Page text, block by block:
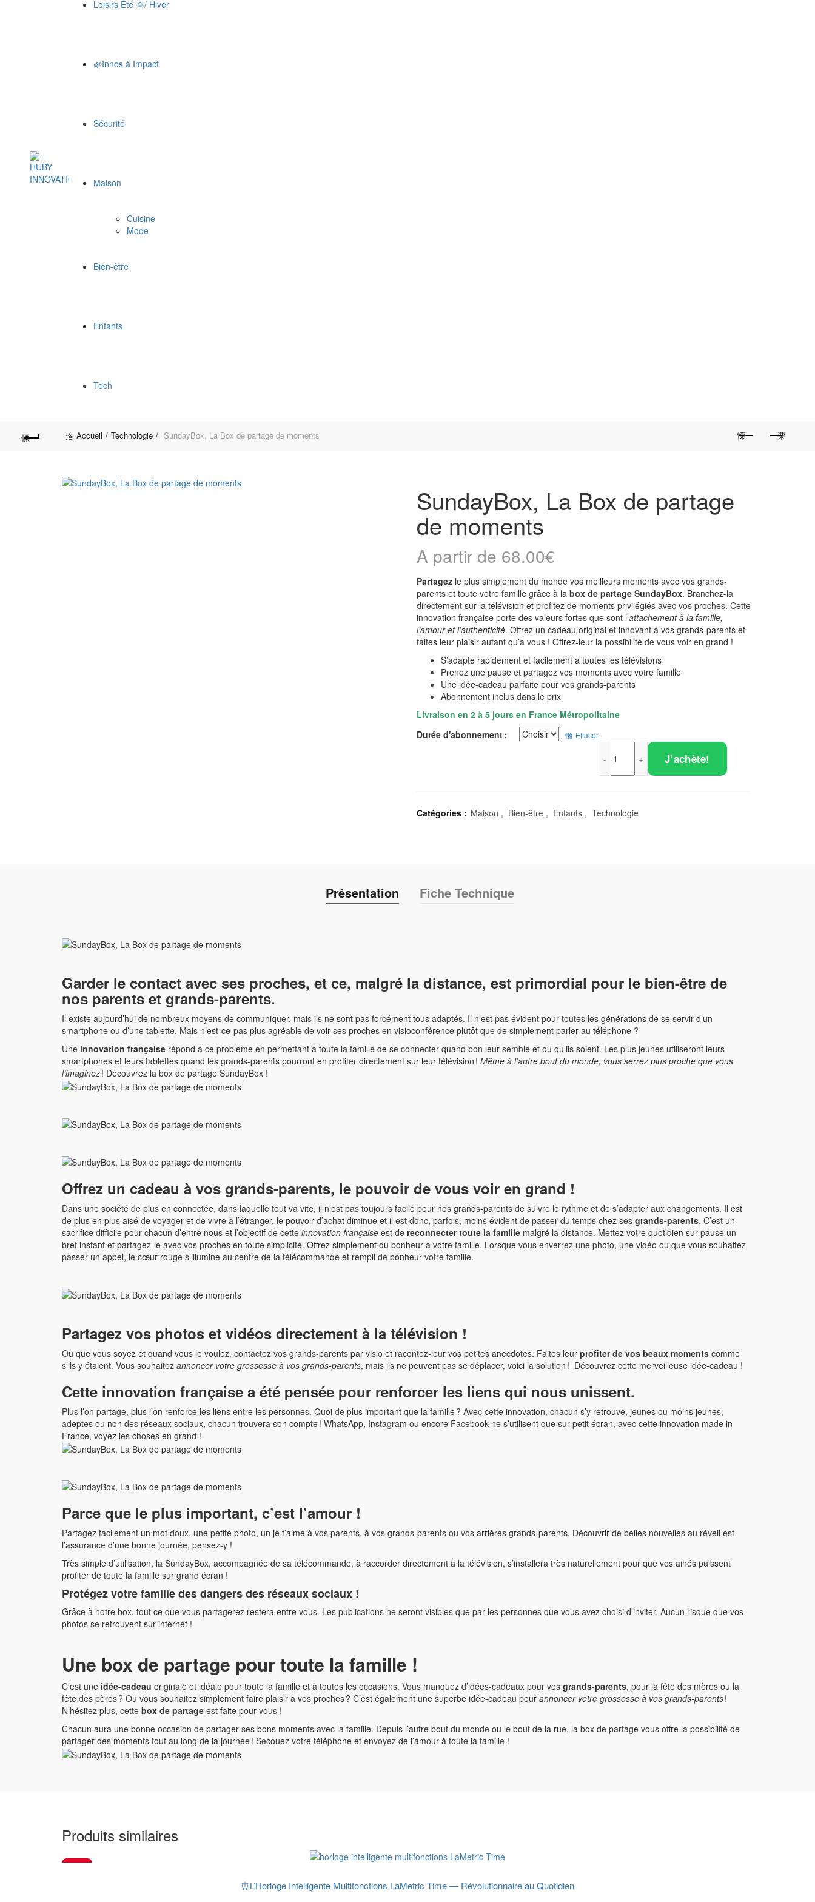
Loisirs Été 🌞/ Hiver
🌿Innos à Impact
Sécurité
Maison
Cuisine
Mode
Bien-être
Enfants
Tech
Accueil Technologie SundayBox, La Box de partage de moments
SundayBox, La Box de partage
de moments
A partir de 68.00€
Partagez le plus simplement du monde vos meilleurs moments avec vos grands-
parents et toute votre famille grâce à la box de partage SundayBox. Branchez-la
directement sur la télévision et profitez de moments privilégiés avec vos proches. Cette
innovation française porte des valeurs fortes que sont l’attachement à la famille,
l’amour et l’authenticité. Offrez un cadeau original et innovant à vos grands-parents et
faites leur plaisir autant qu’à vous ! Offrez-leur la possibilité de vous voir en grand !
S’adapte rapidement et facilement à toutes les télévisions
Prenez une pause et partagez vos moments avec votre famille
Une idée-cadeau parfaite pour vos grands-parents
Abonnement inclus dans le prix
Livraison en 2 à 5 jours en France Métropolitaine
Durée d'abonnement
Effacer
quantité de SundayBox, La Box de partage
J’achète!
Catégories : Maison , Bien-être , Enfants , Technologie
Présentation Fiche Technique
Garder le contact avec ses proches, et ce, malgré la distance, est primordial pour le bien-être de
nos parents et grands-parents.
Il existe aujourd’hui de nombreux moyens de communiquer, mais ils ne sont pas forcément tous adaptés. Il n’est pas évident pour toutes les générations de se servir d’un
smartphone ou d’une tablette. Mais n’est-ce-pas plus agréable de voir ses proches en visioconférence plutôt que de simplement parler au téléphone ?
Une innovation française répond à ce problème en permettant à toute la famille de se connecter quand bon leur semble et où qu’ils soient. Les plus jeunes utiliseront leurs
smartphones et leurs tablettes quand les grands-parents pourront en profiter directement sur leur télévision ! Même à l’autre bout du monde, vous serrez plus proche que vous
l’imaginez! Découvrez la box de partage SundayBox !
Offrez un cadeau à vos grands-parents, le pouvoir de vous voir en grand !
Dans une société de plus en connectée, dans laquelle tout va vite, il n’est pas toujours facile pour nos grands-parents de suivre le rythme et de s’adapter aux changements. Il est
de plus en plus aisé de voyager et de vivre à l’étranger, le pouvoir d’achat diminue et il est donc, parfois, moins évident de passer du temps chez ses grands-parents. C’est un
sacrifice difficile pour chacun d’entre nous et l’objectif de cette innovation française est de reconnecter toute la famille malgré la distance. Mettez votre quotidien sur pause un
bref instant et partagez-le avec vos proches en toute simplicité. Offrez simplement du bonheur à votre famille. Lorsque vous enverrez une photo, une vidéo ou que vous souhaitez
passer un appel, le cœur rouge s’illumine au centre de la télécommande et rempli de bonheur votre famille.
Partagez vos photos et vidéos directement à la télévision !
Où que vous soyez et quand vous le voulez, contactez vos grands-parents par visio et racontez-leur vos petites anecdotes. Faites leur profiter de vos beaux moments comme
s’ils y étaient. Vous souhaitez annoncer votre grossesse à vos grands-parents, mais ils ne peuvent pas se déplacer, voici la solution ! Découvrez cette merveilleuse idée-cadeau !
Cette innovation française a été pensée pour renforcer les liens qui nous unissent.
Plus l’on partage, plus l’on renforce les liens entre les personnes. Quoi de plus important que la famille ? Avec cette innovation, chacun s’y retrouve, jeunes ou moins jeunes,
adeptes ou non des réseaux sociaux, chacun trouvera son compte ! WhatsApp, Instagram ou encore Facebook ne s’utilisent que sur petit écran, avec cette innovation made in
France, voyez les choses en grand !
Parce que le plus important, c’est l’amour !
Partagez facilement un mot doux, une petite photo, un je t’aime à vos parents, à vos grands-parents ou vos arrières grands-parents. Découvrir de belles nouvelles au réveil est
l’assurance d’une bonne journée, pensez-y !
Très simple d’utilisation, la SundayBox, accompagnée de sa télécommande, à raccorder directement à la télévision, s’installera très naturellement pour que vos ainés puissent
profiter de toute la famille sur grand écran !
Protégez votre famille des dangers des réseaux sociaux !
Grâce à notre box, tout ce que vous partagerez restera entre vous. Les publications ne seront visibles que par les personnes que vous avez choisi d’inviter. Aucun risque que vos
photos se retrouvent sur internet !
Une box de partage pour toute la famille !
C’est une idée-cadeau originale et idéale pour toute la famille et à toutes les occasions. Vous manquez d’idées-cadeaux pour vos grands-parents, pour la fête des mères ou la
fête des pères ? Ou vous souhaitez simplement faire plaisir à vos proches ? C’est également une superbe idée-cadeau pour annoncer votre grossesse à vos grands-parents!
N’hésitez plus, cette box de partage est faite pour vous !
Chacun aura une bonne occasion de partager ses bons moments avec la famille. Depuis l’autre bout du monde ou le bout de la rue, la box de partage vous offre la possibilité de
partager des moments tout au long de la journée ! Secouez votre téléphone et envoyez de l’amour à toute la famille !
Produits similaires
-2%
⏰L’Horloge Intelligente Multifonctions LaMetric Time — Révolutionnaire au Quotidien